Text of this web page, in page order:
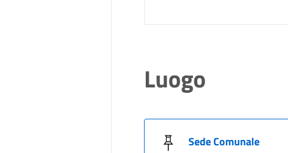
Luogo
Sede Comunale